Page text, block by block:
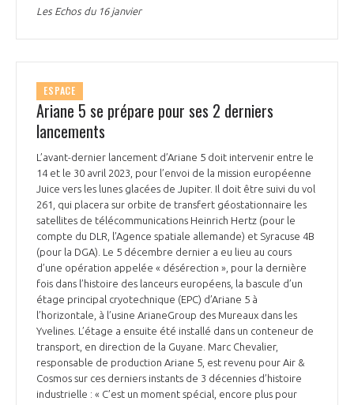
Les Echos du 16 janvier
ESPACE
Ariane 5 se prépare pour ses 2 derniers
lancements
L’avant-dernier lancement d’Ariane 5 doit intervenir entre le
14 et le 30 avril 2023, pour l’envoi de la mission européenne
Juice vers les lunes glacées de Jupiter. Il doit être suivi du vol
261, qui placera sur orbite de transfert géostationnaire les
satellites de télécommunications Heinrich Hertz (pour le
compte du DLR, l’Agence spatiale allemande) et Syracuse 4B
(pour la DGA). Le 5 décembre dernier a eu lieu au cours
d’une opération appelée « désérection », pour la dernière
fois dans l’histoire des lanceurs européens, la bascule d’un
étage principal cryotechnique (EPC) d’Ariane 5 à
l’horizontale, à l’usine ArianeGroup des Mureaux dans les
Yvelines. L’étage a ensuite été installé dans un conteneur de
transport, en direction de la Guyane. Marc Chevalier,
responsable de production Ariane 5, est revenu pour Air &
Cosmos sur ces derniers instants de 3 décennies d’histoire
industrielle : « C’est un moment spécial, encore plus pour